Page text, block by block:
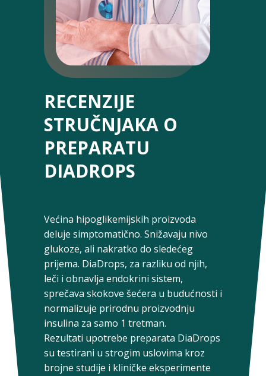
RECENZIJE
STRUČNJAKA O
PREPARATU
DIADROPS
Većina hipoglikemijskih proizvoda
deluje simptomatično. Snižavaju nivo
glukoze, ali nakratko do sledećeg
prijema. DiaDrops, za razliku od njih,
leči i obnavlja endokrini sistem,
sprečava skokove šećera u budućnosti i
normalizuje prirodnu proizvodnju
insulina za samo 1 tretman.
Rezultati upotrebe preparata DiaDrops
su testirani u strogim uslovima kroz
brojne studije i kliničke eksperimente